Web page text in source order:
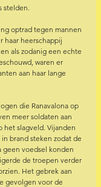
stelden.
optrad tegen mannen
haar heerschappij
als zodanig een echte
waren er
aan haar lange
die Ranavalona op
meer soldaten aan
het slagveld. Vijanden
brand steken zodat de
geen voedsel konden
de troepen verder
Het gebrek aan
gevolgen voor de